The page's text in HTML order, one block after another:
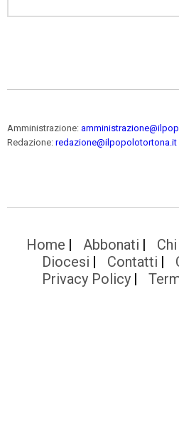
Amministrazione:
Redazione: redazione@ilpopolotortona.it
Home Abbonati
Diocesi
Contatti
Privacy Policy